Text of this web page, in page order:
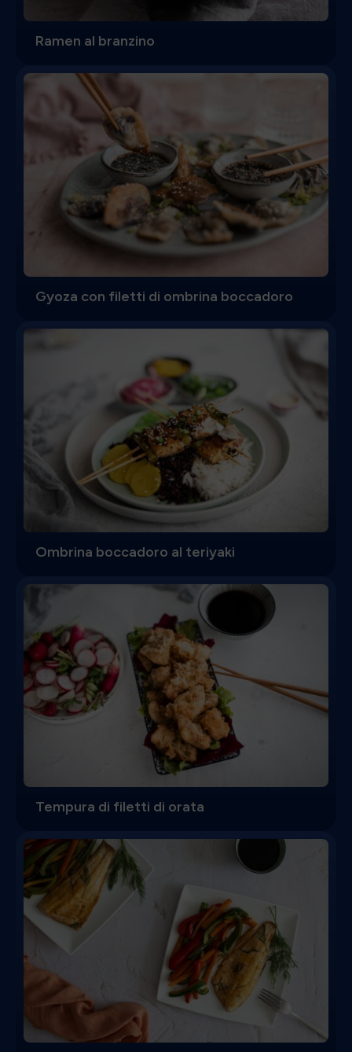
Ramen al branzino
Gyoza con filetti di ombrina boccadoro
Ombrina boccadoro al teriyaki
Tempura di filetti di orata